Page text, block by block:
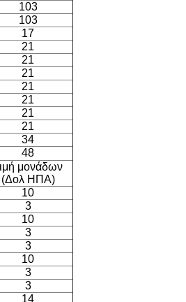
103
103
17
21
21
21
21
21
21
21
34
48
μονάδων
(Δολ ΗΠΑ)
10
3
10
3
3
10
3
3
14